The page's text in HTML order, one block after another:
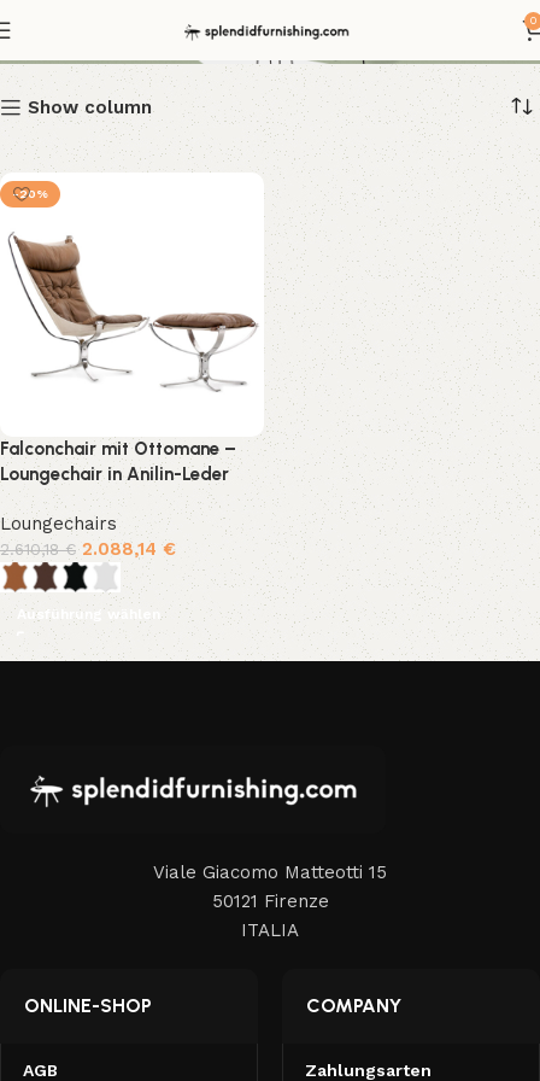
0
Falcon Chair
Show column
-20%
Falconchair mit Ottomane –
Loungechair in Anilin-Leder
Loungechairs
2.610,18€ 2.088,14€
Ausführung wählen
Viale Giacomo Matteotti 15
50121 Firenze
ITALIA
ONLINE-SHOP
AGB
COMPANY
Zahlungsarten